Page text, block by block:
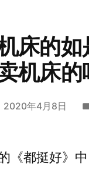
床的如
机床的
2020年4月8日
《都挺好》